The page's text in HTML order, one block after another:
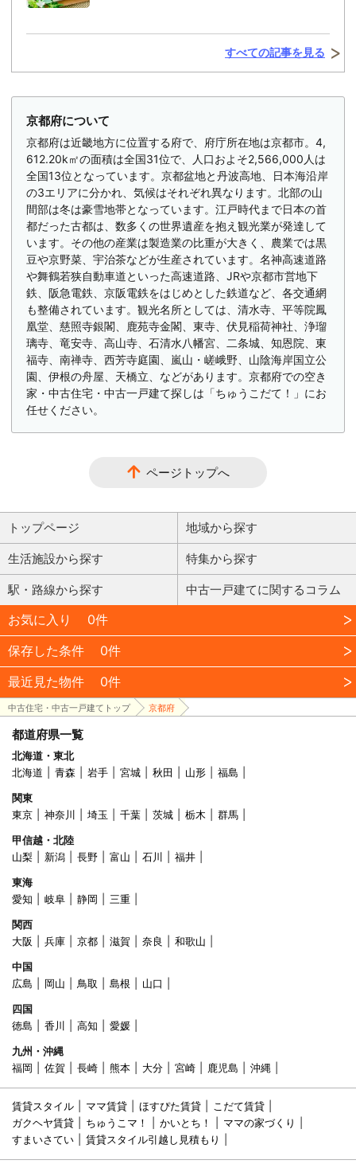
すべての記事を見る
京都府について
京都府は近畿地方に位置する府で、府庁所在地は京都市。4,
612.20k㎡の面積は全国31位で、人口およそ2,566,000人は
全国13位となっています。京都盆地と丹波高地、日本海沿岸
の3エリアに分かれ、気候はそれぞれ異なります。北部の山
間部は冬は豪雪地帯となっています。江戸時代まで日本の首
都だった古都は、数多くの世界遺産を抱え観光業が発達して
います。その他の産業は製造業の比重が大きく、農業では黒
豆や京野菜、宇治茶などが生産されています。名神高速道路
や舞鶴若狭自動車道といった高速道路、JRや京都市営地下
鉄、阪急電鉄、京阪電鉄をはじめとした鉄道など、各交通網
も整備されています。観光名所としては、清水寺、平等院鳳
凰堂、慈照寺銀閣、鹿苑寺金閣、東寺、伏見稲荷神社、浄瑠
璃寺、竜安寺、高山寺、石清水八幡宮、二条城、知恩院、東
福寺、南禅寺、西芳寺庭園、嵐山・嵯峨野、山陰海岸国立公
園、伊根の舟屋、天橋立、などがあります。京都府での空き
家・中古住宅・中古一戸建て探しは「ちゅうこだて！」にお
任せください。
ページトップへ
トップページ 地域から探す
生活施設から探す 特集から探す
駅・路線から探す 中古一戸建てに関するコラム
お気に入り
0件
保存した条件
0件
最近見た物件
0件
中古住宅・中古一戸建てトップ 京都府
都道府県一覧
北海道・東北
北海道
青森 岩手 宮城 秋田 山形
福島
関東
東京
神奈川 埼玉 千葉 茨城 栃木
群馬
甲信越・北陸
山梨
新潟 長野 富山 石川
福井
東海
愛知
岐阜 静岡
三重
関西
大阪
兵庫 京都 滋賀 奈良
和歌山
中国
広島
岡山 鳥取 島根
山口
四国
徳島
香川 高知
愛媛
九州・沖縄
福岡
佐賀 長崎 熊本 大分 宮崎 鹿児島 沖縄
賃貸スタイル ママ賃貸 ほすぴた賃貸
こだて賃貸
ガクヘヤ賃貸
ちゅうこマ！ かいとち！
ママの家づくり
すまいさてい
賃貸スタイル引越し見積もり